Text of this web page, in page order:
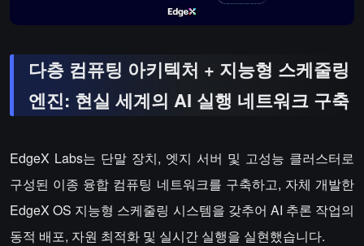
다층 컴퓨팅 아키텍처 + 지능형 스케줄링
엔진: 현실 세계의 AI 실행 네트워크 구축
EdgeX Labs는 단말 장치, 엣지 서버 및 고성능 클러스터로
구성된 이종 융합 컴퓨팅 네트워크를 구축하고, 자체 개발한
EdgeX OS 지능형 스케줄링 시스템을 갖추어 AI 추론 작업의
동적 배포, 자원 최적화 및 실시간 실행을 실현했습니다.